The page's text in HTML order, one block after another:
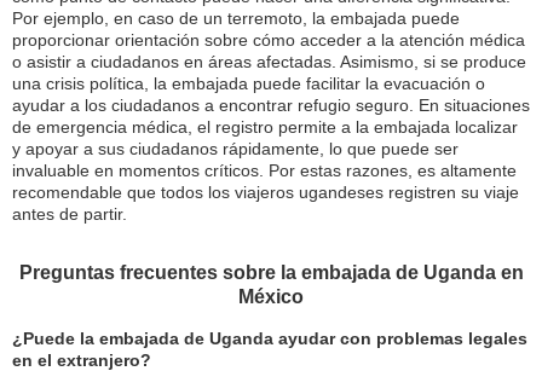
Por ejemplo, en caso de un terremoto, la embajada puede
proporcionar orientación sobre cómo acceder a la atención médica
o asistir a ciudadanos en áreas afectadas. Asimismo, si se produce
una crisis política, la embajada puede facilitar la evacuación o
ayudar a los ciudadanos a encontrar refugio seguro. En situaciones
de emergencia médica, el registro permite a la embajada localizar
y apoyar a sus ciudadanos rápidamente, lo que puede ser
invaluable en momentos críticos. Por estas razones, es altamente
recomendable que todos los viajeros ugandeses registren su viaje
antes de partir.
Preguntas frecuentes sobre la embajada de Uganda en
México
¿Puede la embajada de Uganda ayudar con problemas legales
en el extranjero?